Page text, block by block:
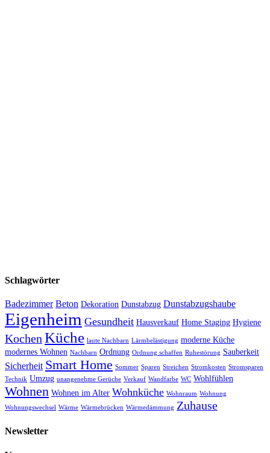
Schlagwörter
Badezimmer Beton Dekoration Dunstabzug Dunstabzugshaube
Eigenheim Gesundheit Hausverkauf Home Staging Hygiene
KochenKüche laute Nachbarn Lärmbelästigung moderne Küche
modernes Wohnen Nachbarn Ordnung Ordnung schaffen Ruhestörung Sauberkeit
Sicherheit Smart Home Sommer Sparen Streichen Stromkosten Stromsparen
Technik Umzug unangenehme Gerüche Verkauf Wandfarbe WC Wohlfühlen
Wohnen Wohnen im Alter Wohnküche Wohnraum Wohnung
Wohnungswechsel Wärme Wärmebrücken Wärmedämmung Zuhause
Newsletter